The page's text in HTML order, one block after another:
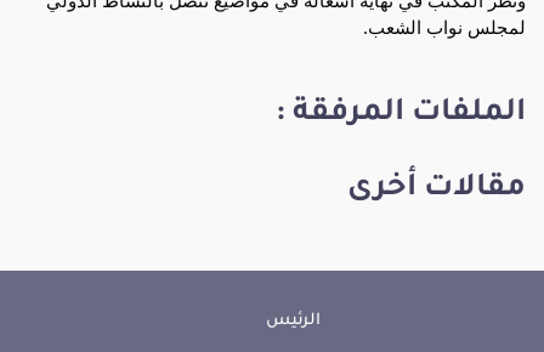
لمجلس نواب الشعب.
الملفات المرفقة :
مقالات أخرى
الرئيس